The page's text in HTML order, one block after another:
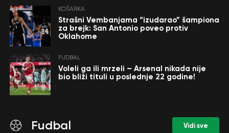
KOŠARKA
Strašni Vembanjama “izudarao” šampiona
za brejk: San Antonio poveo protiv
Oklahome
FUDBAL
Voleli ga ili mrzeli – Arsenal nikada nije
bio bliži tituli u poslednje 22 godine!
Fudbal Vidi sve